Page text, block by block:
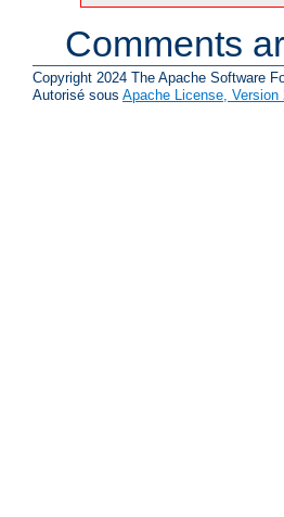
Comments
Copyright 2024 The Apache Software
Autorisé sous Apache License, Version